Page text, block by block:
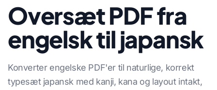
Oversæt PDF fra
engelsk til japansk
Konverter engelske PDF'er til naturlige, korrekt
typesæt japansk med kanji, kana og layout intakt,